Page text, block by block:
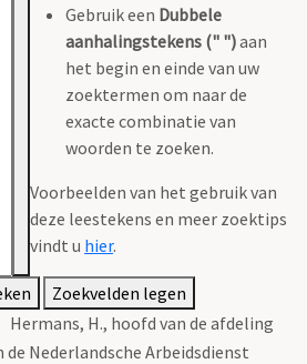
Gebruik een Dubbele
aanhalingstekens (" ")aan
het begin en einde van uw
zoektermen om naar de
exacte combinatie van
woorden te zoeken.
Voorbeelden van het gebruik van
deze leestekens en meer zoektips
vindt u hier.
Zoekvelden legen
Hermans, H., hoofd van de afdeling
de Nederlandsche Arbeidsdienst